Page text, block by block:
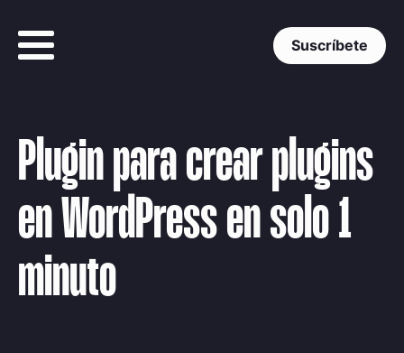
Suscríbete
Plugin para crear plugins
en WordPress en solo 1
minuto